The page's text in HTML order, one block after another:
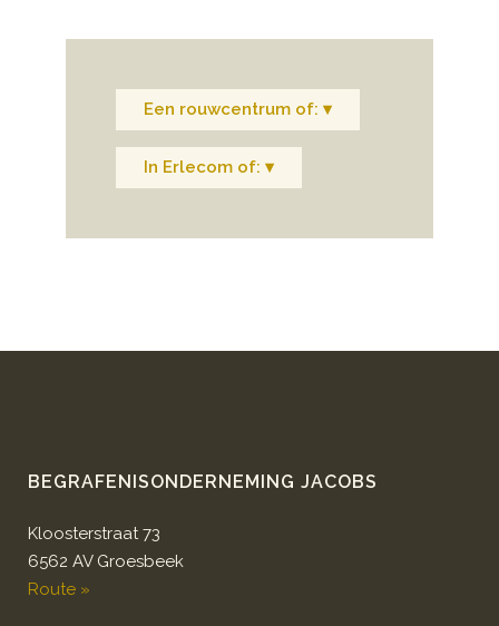
Een rouwcentrum of: ▾
In Erlecom of: ▾
BEGRAFENISONDERNEMING JACOBS
Kloosterstraat 73
6562 AV Groesbeek
Route »